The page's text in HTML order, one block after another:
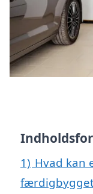
1) Hvad kan